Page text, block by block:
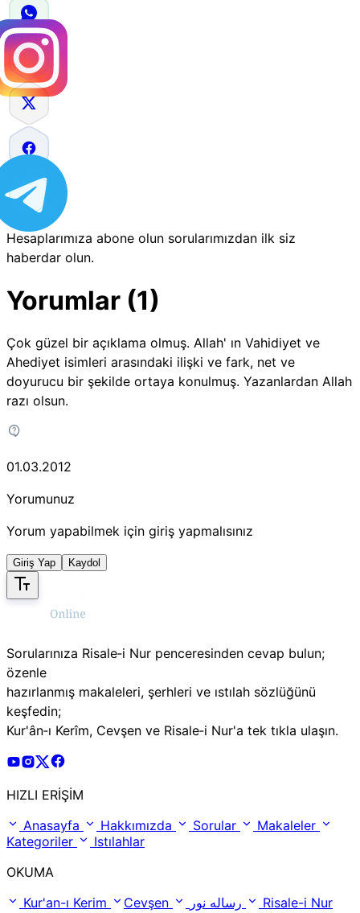
Hesaplarımıza abone olun sorularımızdan ilk siz
haberdar olun.
Yorumlar (1)
Çok güzel bir açıklama olmuş. Allah' ın Vahidiyet ve
Ahediyet isimleri arasındaki ilişki ve fark, net ve
doyurucu bir şekilde ortaya konulmuş. Yazanlardan Allah
razı olsun.
01.03.2012
Yorumunuz
Yorum yapabilmek için giriş yapmalısınız
Giriş Yap Kaydol
Sorularınıza Risale‑i Nur penceresinden cevap bulun;
özenle
hazırlanmış makaleleri, şerhleri ve ıstılah sözlüğünü
keşfedin;
Kur'ân‑ı Kerîm, Cevşen ve Risale‑i Nur'a tek tıkla ulaşın.
Risale Online Youtube Hesabı
Risale Online Instagram Hesabı
Risale Online X Hesabı
HIZLI ERİŞİM
Anasayfa
Hakkımızda Sorular
Makaleler
Kategoriler
Istılahlar
OKUMA
Kur'an-ı Kerim
Cevşen Risale-i Nur